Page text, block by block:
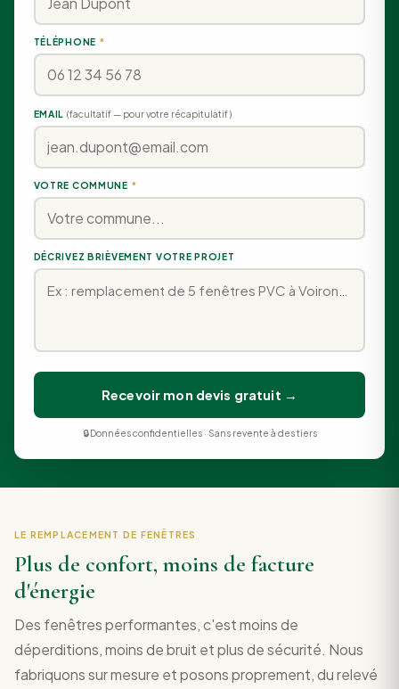
TÉLÉPHONE *
EMAIL (facultatif — pour votre récapitulatif)
VOTRE COMMUNE *
DÉCRIVEZ BRIÈVEMENT VOTRE PROJET
Recevoir mon devis gratuit →
🔒 Données confidentielles · Sans revente à des tiers
LE REMPLACEMENT DE FENÊTRES
Plus de confort, moins de facture
d'énergie
Des fenêtres performantes, c'est moins de
déperditions, moins de bruit et plus de sécurité. Nous
fabriquons sur mesure et posons proprement, du relevé